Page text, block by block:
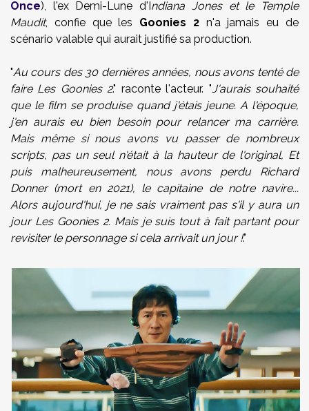
Once), l'ex Demi-Lune d'Indiana Jones et le Temple
Maudit, confie que les Goonies 2n'a jamais eu de
scénario valable qui aurait justifié sa production.
"Au cours des 30 dernières années, nous avons tenté de
faire Les Goonies 2." raconte l'acteur. "J'aurais souhaité
que le film se produise quand j'étais jeune. A l'époque,
j'en aurais eu bien besoin pour relancer ma carrière.
Mais même si nous avons vu passer de nombreux
scripts, pas un seul n'était à la hauteur de l'original, Et
puis malheureusement, nous avons perdu Richard
Donner (mort en 2021), le capitaine de notre navire...
Alors aujourd'hui, je ne sais vraiment pas s'il y aura un
jour Les Goonies 2. Mais je suis tout à fait partant pour
revisiter le personnage si cela arrivait un jour !."